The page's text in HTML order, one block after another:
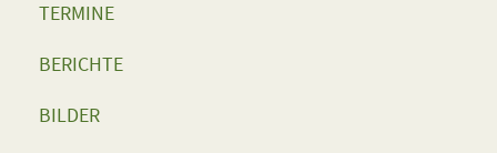
TERMINE
BERICHTE
BILDER